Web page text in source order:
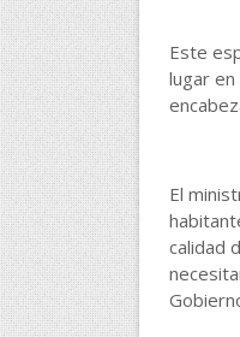
Este
lugar
El
calidad